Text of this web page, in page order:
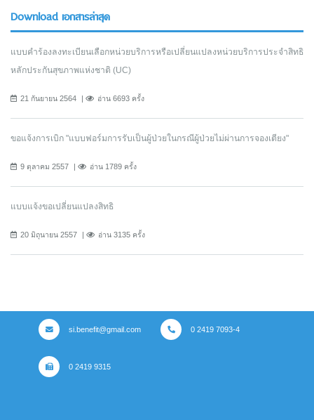
Download เอกสารล่าสุด
แบบคำร้องลงทะเบียนเลือกหน่วยบริการหรือเปลี่ยนแปลงหน่วยบริการประจำสิทธิ
หลักประกันสุขภาพแห่งชาติ (UC)
21 กันยายน 2564 อ่าน 6693 ครั้ง
ขอแจ้งการเบิก "แบบฟอร์มการรับเป็นผู้ป่วยในกรณีผู้ป่วยไม่ผ่านการจองเตียง"
9 ตุลาคม 2557 อ่าน 1789 ครั้ง
แบบแจ้งขอเปลี่ยนแปลงสิทธิ
20 มิถุนายน 2557 อ่าน 3135 ครั้ง
si.benefit@gmail.com 0 2419 7093-4
0 2419 9315